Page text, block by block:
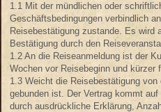
1.1 Mit der mündlichen oder
Geschäftsbedingungen verbindlich
Reisebestätigung zustande. Es wird
Bestätigung durch den
1.2 An die Reiseanmeldung ist der
Wochen vor Reisebeginn und
1.3 Weicht die Reisebestätigung
gebunden ist. Der Vertrag kommt
durch ausdrückliche Erklärung,